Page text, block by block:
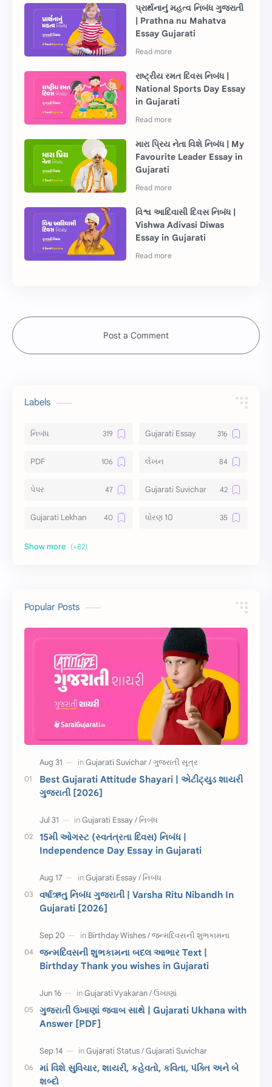
પ્રાર્થનાનું મહત્વ નિબંધ ગુજરાતી
| Prathna nu Mahatva
Essay Gujarati
રાષ્ટ્રીય રમત દિવસ નિબંધ |
National Sports Day Essay
in Gujarati
મારા પ્રિય નેતા વિશે નિબંધ | My
Favourite Leader Essay in
Gujarati
વિશ્વ આદિવાસી દિવસ નિબંધ |
Vishwa Adivasi Diwas
Essay in Gujarati
Post a Comment
Labels
નિબંધ Gujarati Essay
PDF લેખન
પેપર Gujarati Suvichar
Gujarati Lekhan ધોરણ 10
અર્થ વિસ્તાર
10 વાક્યો
સુવિચાર Gujarati Vyakaran
આરતી
અહેવાલ લેખન શુભેચ્છા સંદેશ
Information ગુજરાતી શબ્દો
ધોરણ 5 માહિતી
ગુજરાતી સૂત્ર
ચાલીસા
દિવાળી સમાનાર્થી શબ્દો
સ્પીચ ગુજરાતી Textbook PDF
રક્ષાબંધન 26 જાન્યુઆરી
જાણવા જેવું
શિક્ષક દિવસ ઉત્તરાયણ
કહેવતો Birthday Wishes
Gujarati Slogans Gujarati Speech
ગુજરાતી વ્યાકરણ
જ્ઞાન સાધના પરીક્ષા Lekhan
Merit List
Popular Posts
Best Gujarati Attitude Shayari | એટીટ્યુડ શાયરી
ગુજરાતી [2026]
15મી ઓગસ્ટ (સ્વતંત્રતા દિવસ) નિબંધ |
Independence Day Essay in Gujarati
વર્ષાઋતુ નિબંધ ગુજરાતી | Varsha Ritu Nibandh In
Gujarati [2026]
જન્મદિવસની શુભકામના બદલ આભાર Text |
Birthday Thank you wishes in Gujarati
ગુજરાતી ઉખાણાં જવાબ સાથે | Gujarati Ukhana with
Answer [PDF]
માં વિશે સુવિચાર, શાયરી, કહેવતો, કવિતા, પંક્તિ અને બે
શબ્દો